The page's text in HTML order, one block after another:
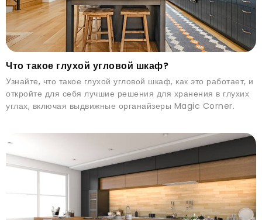
Что такое глухой угловой шкаф?
Узнайте, что такое глухой угловой шкаф, как это работает, и
откройте для себя лучшие решения для хранения в глухих
углах, включая выдвижные органайзеры Magic Corner.